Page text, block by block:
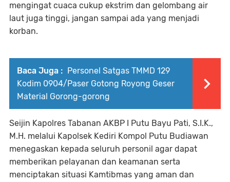
mengingat cuaca cukup ekstrim dan gelombang air
laut juga tinggi, jangan sampai ada yang menjadi
korban.
Baca Juga : Personel Satgas TMMD 129
Kodim 0904/Paser Gotong Royong Geser
Material Gorong-gorong
Seijin Kapolres Tabanan AKBP I Putu Bayu Pati, S.I.K.,
M.H. melalui Kapolsek Kediri Kompol Putu Budiawan
menegaskan kepada seluruh personil agar dapat
memberikan pelayanan dan keamanan serta
menciptakan situasi Kamtibmas yang aman dan